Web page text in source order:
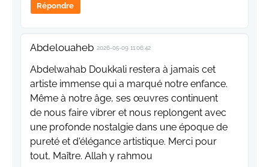
Répondre
Abdelouaheb 2026-05-09 11:06:42
Abdelwahab Doukkali restera à jamais cet
artiste immense qui a marqué notre enfance.
Même à notre âge, ses œuvres continuent
de nous faire vibrer et nous replongent avec
une profonde nostalgie dans une époque de
pureté et d'élégance artistique. Merci pour
tout, Maître. Allah y rahmou